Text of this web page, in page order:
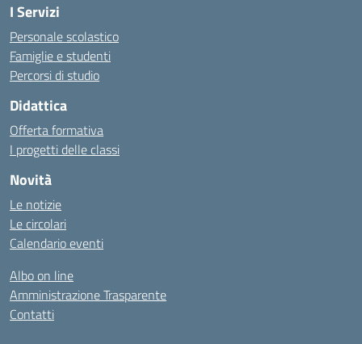
I Servizi
Personale scolastico
Famiglie e studenti
Percorsi di studio
Didattica
Offerta formativa
I progetti delle classi
Novità
Le notizie
Le circolari
Calendario eventi
Albo on line
Amministrazione Trasparente
Contatti